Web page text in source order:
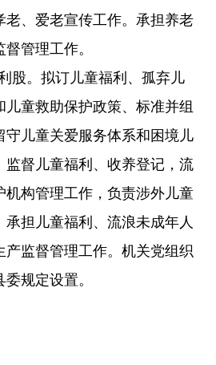
老、爱老宣传工作。承担养老
管理工作。
股。拟订儿童福利、孤弃儿
儿童救助保护政策、标准并组
守儿童关爱服务体系和困境儿
监督儿童福利、收养登记，流
机构管理工作，负责涉外儿童
担儿童福利、流浪未成年人
产监督管理工作。机关党组织
规定设置。